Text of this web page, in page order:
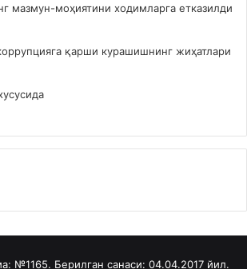
мазмун-моҳиятини ходимларга етказилди
қарши курашишнинг жиҳатлари
№1165. Берилган санаси: 04.04.2017 йил.